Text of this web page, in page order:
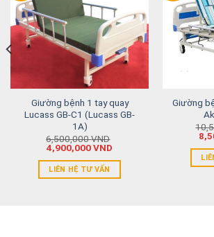
Giường bệnh 1 tay quay
Lucass GB-C1 (Lucass GB-
1A)
6,500,000VND
4,900,000VND
LIÊN HỆ TƯ VẤN
Giường